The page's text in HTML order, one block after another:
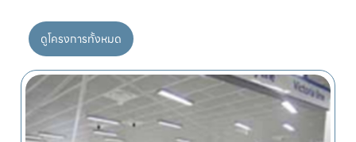
ดูโครงการทั้งหมด